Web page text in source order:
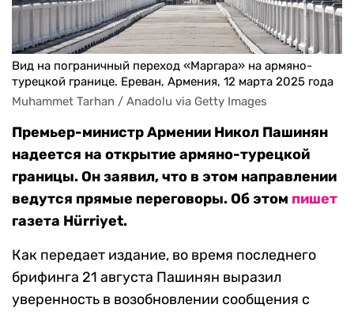
Вид на пограничный переход «Маргара» на армяно-
турецкой границе. Ереван, Армения, 12 марта 2025 года
Muhammet Tarhan / Anadolu via Getty Images
Премьер-министр Армении Никол Пашинян
надеется на открытие армяно-турецкой
границы. Он заявил, что в этом направлении
ведутся прямые переговоры. Об этом пишет
газета Hürriyet.
Как передает издание, во время последнего
брифинга 21 августа Пашинян выразил
уверенность в возобновлении сообщения с